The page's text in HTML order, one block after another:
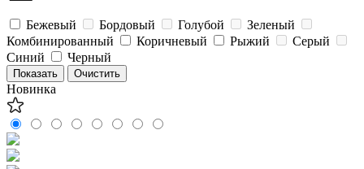
Бежевый Бордовый Голубой
Зеленый
Комбинированный
Коричневый Рыжий
Серый
Синий
Черный
Новинка